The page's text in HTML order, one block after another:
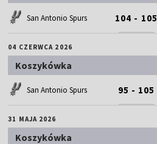
San Antonio Spurs 104 - 105
04 CZERWCA 2026
Koszykówka
San Antonio Spurs 95 - 105
31 MAJA 2026
Koszykówka